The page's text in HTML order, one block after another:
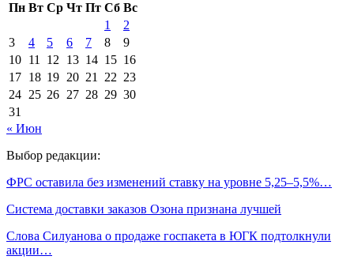
Пн Вт Ср Чт Пт Сб Вс
1
2
3
4 5 6 7 8
9
10 11 12 13 14 15 16
17 18 19 20 21 22 23
24 25 26 27 28 29 30
31
« Июн
Выбор редакции:
ФРС оставила без изменений ставку на уровне 5,25–5,5%…
Система доставки заказов Озона признана лучшей
Слова Силуанова о продаже госпакета в ЮГК подтолкнули
акции…